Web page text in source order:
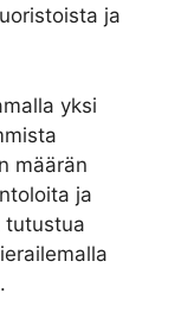
ja
yksi
määrän
ja
tutustua